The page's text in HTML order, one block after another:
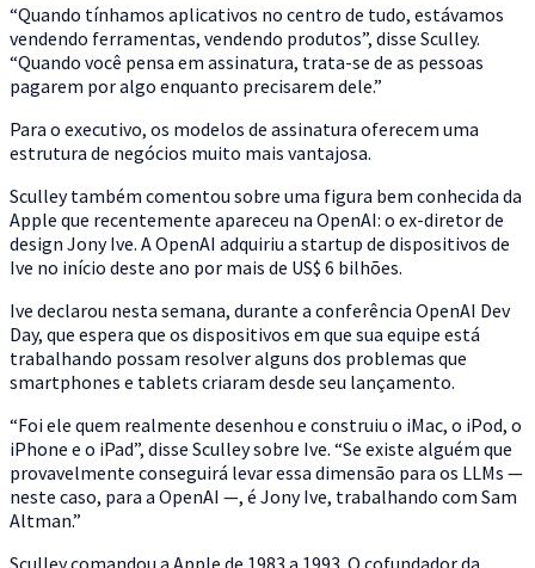
“Quando tínhamos aplicativos no centro de tudo, estávamos
vendendo ferramentas, vendendo produtos”, disse Sculley.
“Quando você pensa em assinatura, trata-se de as pessoas
pagarem por algo enquanto precisarem dele.”
Para o executivo, os modelos de assinatura oferecem uma
estrutura de negócios muito mais vantajosa.
Sculley também comentou sobre uma figura bem conhecida da
Apple que recentemente apareceu na OpenAI: o ex-diretor de
design Jony Ive. A OpenAI adquiriu a startup de dispositivos de
Ive no início deste ano por mais de US$ 6 bilhões.
Ive declarou nesta semana, durante a conferência OpenAI Dev
Day, que espera que os dispositivos em que sua equipe está
trabalhando possam resolver alguns dos problemas que
smartphones e tablets criaram desde seu lançamento.
“Foi ele quem realmente desenhou e construiu o iMac, o iPod, o
iPhone e o iPad”, disse Sculley sobre Ive. “Se existe alguém que
provavelmente conseguirá levar essa dimensão para os LLMs —
neste caso, para a OpenAI —, é Jony Ive, trabalhando com Sam
Altman.”
Sculley comandou a Apple de 1983 a 1993. O cofundador da